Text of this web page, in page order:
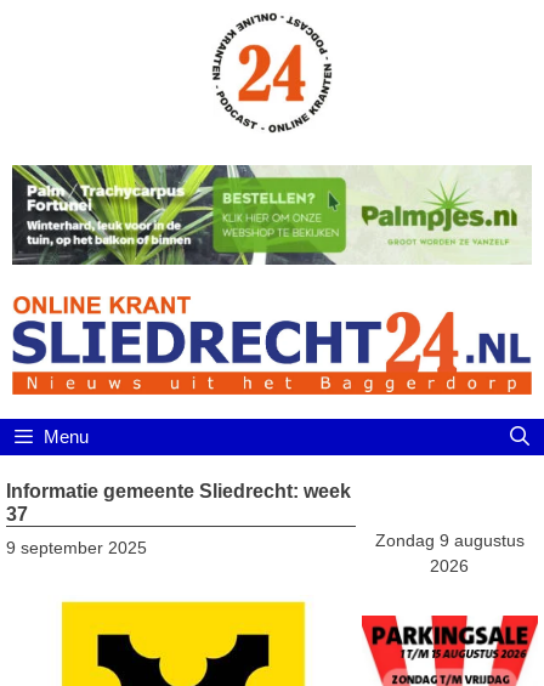
Menu
Informatie gemeente Sliedrecht: week
37
9 september 2025
Zondag 9 augustus
2026